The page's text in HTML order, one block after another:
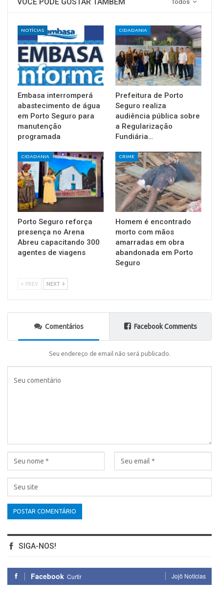
Todos
NOTÍCIAS
Embasa interromperá
abastecimento de água
em Porto Seguro para
manutenção
programada
CIDADANIA
Prefeitura de Porto
Seguro realiza
audiência pública sobre
a Regularização
Fundiária…
CIDADANIA
Porto Seguro reforça
presença no Arena
Abreu capacitando 300
agentes de viagens
CRIME
Homem é encontrado
morto com mãos
amarradas em obra
abandonada em Porto
Seguro
PREV NEXT
Comentários Facebook Comments
Seu endereço de email não será publicado.
SIGA-NOS!
Facebook Curtir Jojô Notícias